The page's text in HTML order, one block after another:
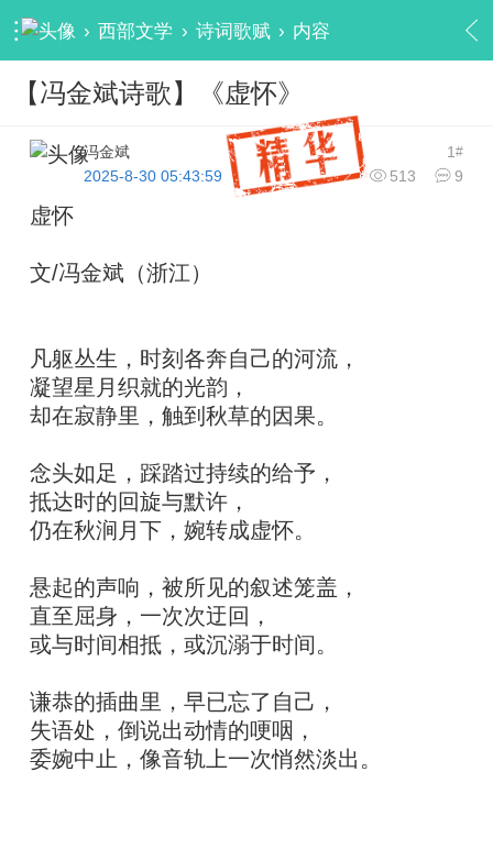
› 西部文学 › 诗词歌赋 › 内容
【冯金斌诗歌】《虚怀》
1#
冯金斌
513
9
2025-8-30 05:43:59
虚怀
文/冯金斌（浙江）
凡躯丛生，时刻各奔自己的河流，
凝望星月织就的光韵，
却在寂静里，触到秋草的因果。
念头如足，踩踏过持续的给予，
抵达时的回旋与默许，
仍在秋涧月下，婉转成虚怀。
悬起的声响，被所见的叙述笼盖，
直至屈身，一次次迂回，
或与时间相抵，或沉溺于时间。
谦恭的插曲里，早已忘了自己，
失语处，倒说出动情的哽咽，
委婉中止，像音轨上一次悄然淡出。